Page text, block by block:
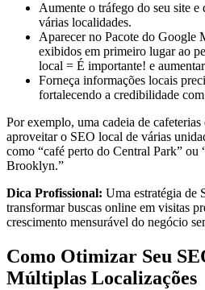
Aumente o tráfego do seu site e
várias localidades.
Aparecer no Pacote do Google
exibidos em primeiro lugar ao
local = É importante! e
Forneça informações locais
fortalecendo a credibilidade
Por exemplo, uma cadeia de
aproveitar o SEO local de várias
como “café perto do Central Park” ou
Brooklyn.”
Dica Profissional: Uma estratégia de
transformar buscas online em visitas
crescimento mensurável do negócio
Como Otimizar Seu
Múltiplas Localizações